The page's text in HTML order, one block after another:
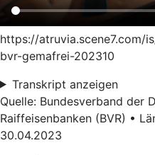
https://atruvia.scene7.com/
bvr-gemafrei-202310
Transkript anzeigen
Quelle: Bundesverband der
Raiffeisenbanken (BVR) •
30.04.2023